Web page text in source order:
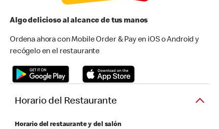
Algo delicioso al alcance de tus manos
Ordena ahora con Mobile Order & Pay en iOS o Android y
recógelo en el restaurante
Horario del Restaurante
Horario del restaurante y del salón